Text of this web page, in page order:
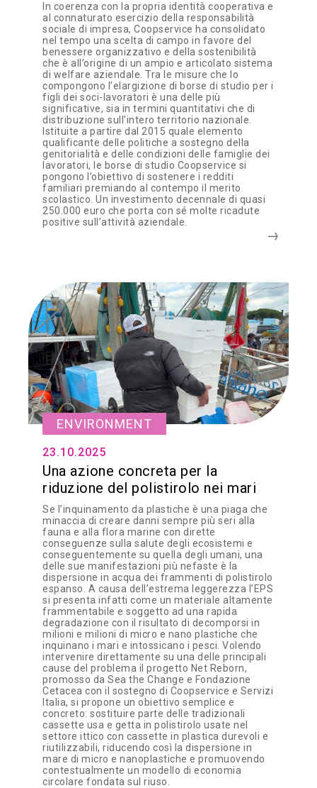
In coerenza con la propria identità cooperativa e
al connaturato esercizio della responsabilità
sociale di impresa, Coopservice ha consolidato
nel tempo una scelta di campo in favore del
benessere organizzativo e della sostenibilità
che è all’origine di un ampio e articolato sistema
di welfare aziendale. Tra le misure che lo
compongono l’elargizione di borse di studio per i
figli dei soci-lavoratori è una delle più
significative, sia in termini quantitativi che di
distribuzione sull’intero territorio nazionale.
Istituite a partire dal 2015 quale elemento
qualificante delle politiche a sostegno della
genitorialità e delle condizioni delle famiglie dei
lavoratori, le borse di studio Coopservice si
pongono l’obiettivo di sostenere i redditi
familiari premiando al contempo il merito
scolastico. Un investimento decennale di quasi
250.000 euro che porta con sé molte ricadute
positive sull’attività aziendale.
ENVIRONMENT
23.10.2025
Una azione concreta per la
riduzione del polistirolo nei mari
Se l’inquinamento da plastiche è una piaga che
minaccia di creare danni sempre più seri alla
fauna e alla flora marine con dirette
conseguenze sulla salute degli ecosistemi e
conseguentemente su quella degli umani, una
delle sue manifestazioni più nefaste è la
dispersione in acqua dei frammenti di polistirolo
espanso. A causa dell’estrema leggerezza l’EPS
si presenta infatti come un materiale altamente
frammentabile e soggetto ad una rapida
degradazione con il risultato di decomporsi in
milioni e milioni di micro e nano plastiche che
inquinano i mari e intossicano i pesci. Volendo
intervenire direttamente su una delle principali
cause del problema il progetto Net Reborn,
promosso da Sea the Change e Fondazione
Cetacea con il sostegno di Coopservice e Servizi
Italia, si propone un obiettivo semplice e
concreto: sostituire parte delle tradizionali
cassette usa e getta in polistirolo usate nel
settore ittico con cassette in plastica durevoli e
riutilizzabili, riducendo così la dispersione in
mare di micro e nanoplastiche e promuovendo
contestualmente un modello di economia
circolare fondata sul riuso.